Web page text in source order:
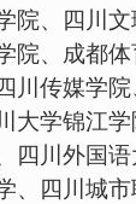
、四川
院、成都
川传媒学
大学锦江
四川外国
四川城市